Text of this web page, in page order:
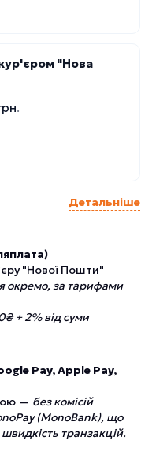
"Нова
.
Детальніше
"Нової Пошти"
окремо, за тарифами
+ 2% від суми
Pay, Apple Pay,
— без комісій
(MonoBank), що
швидкість транзакцій.